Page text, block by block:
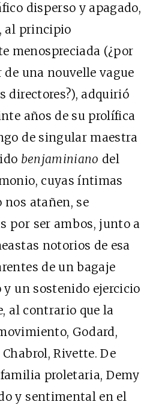
disperso y apagado,
al principio
menospreciada (¿por
una nouvelle vague
directores?), adquirió
años de su prolífica
de singular maestra
benjaminiano del
cuyas íntimas
atañen, se
por ser ambos, junto a
notorios de esa
de un bagaje
un sostenido ejercicio
al contrario que la
Godard,
Rivette. De
proletaria, Demy
y sentimental en el